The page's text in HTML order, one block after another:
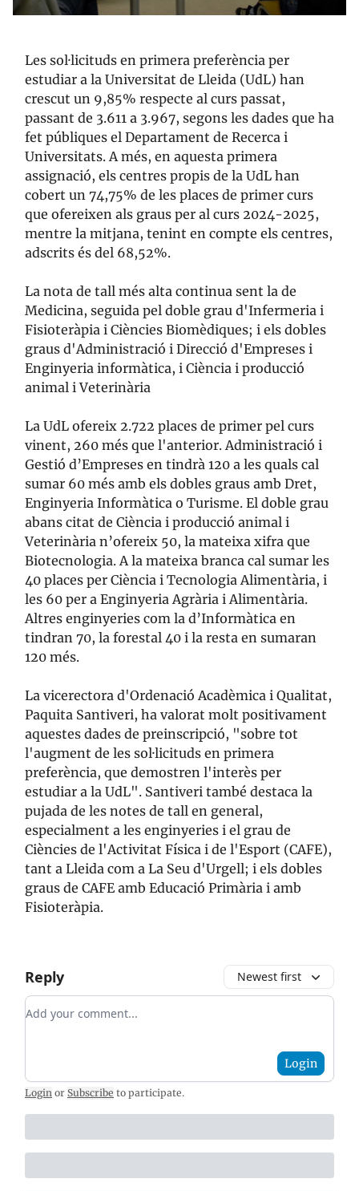
Les sol·licituds en primera preferència per
estudiar a la Universitat de Lleida (UdL) han
crescut un 9,85% respecte al curs passat,
passant de 3.611 a 3.967, segons les dades que ha
fet públiques el Departament de Recerca i
Universitats. A més, en aquesta primera
assignació, els centres propis de la UdL han
cobert un 74,75% de les places de primer curs
que ofereixen als graus per al curs 2024-2025,
mentre la mitjana, tenint en compte els centres,
adscrits és del 68,52%.
La nota de tall més alta continua sent la de
Medicina, seguida pel doble grau d'Infermeria i
Fisioteràpia i Ciències Biomèdiques; i els dobles
graus d'Administració i Direcció d'Empreses i
Enginyeria informàtica, i Ciència i producció
animal i Veterinària
La UdL ofereix 2.722 places de primer pel curs
vinent, 260 més que l'anterior. Administració i
Gestió d’Empreses en tindrà 120 a les quals cal
sumar 60 més amb els dobles graus amb Dret,
Enginyeria Informàtica o Turisme. El doble grau
abans citat de Ciència i producció animal i
Veterinària n’ofereix 50, la mateixa xifra que
Biotecnologia. A la mateixa branca cal sumar les
40 places per Ciència i Tecnologia Alimentària, i
les 60 per a Enginyeria Agrària i Alimentària.
Altres enginyeries com la d’Informàtica en
tindran 70, la forestal 40 i la resta en sumaran
120 més.
La vicerectora d'Ordenació Acadèmica i Qualitat,
Paquita Santiveri, ha valorat molt positivament
aquestes dades de preinscripció, "sobre tot
l'augment de les sol·licituds en primera
preferència, que demostren l'interès per
estudiar a la UdL". Santiveri també destaca la
pujada de les notes de tall en general,
especialment a les enginyeries i el grau de
Ciències de l'Activitat Física i de l'Esport (CAFE),
tant a Lleida com a La Seu d'Urgell; i els dobles
graus de CAFE amb Educació Primària i amb
Fisioteràpia.
Reply Newest first
Add your comment
Login
Login or Subscribe to participate.